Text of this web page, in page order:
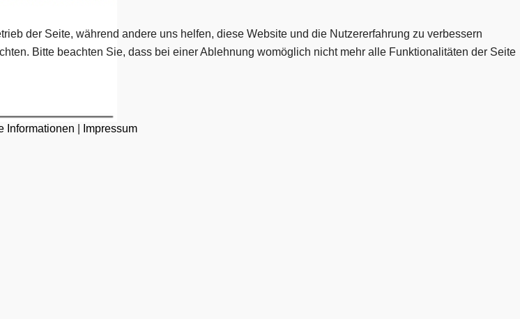
der Seite, während andere uns helfen, diese Website und die Nutzererfahrung zu verbessern
Bitte beachten Sie, dass bei einer Ablehnung womöglich nicht mehr alle Funktionalitäten der Seite
Informationen
Impressum